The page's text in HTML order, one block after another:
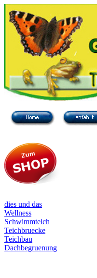
dies und das
Wellness
Schwimmteich
Teichbruecke
Teichbau
Dachbegruenung